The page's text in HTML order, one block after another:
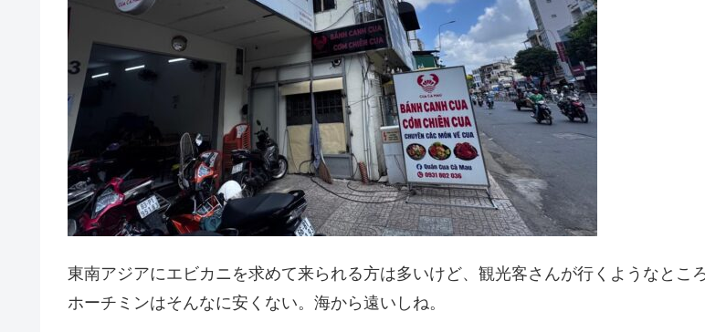
東南アジアにエビカニを求めて来られる方は多いけど、観光客さんが行くようなとこ
ホーチミンはそんなに安くない。海から遠いしね。